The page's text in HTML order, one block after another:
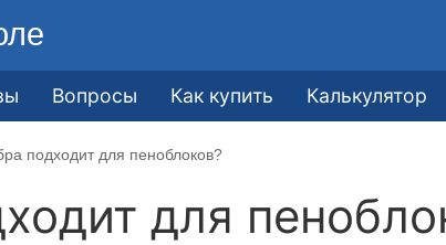
Вопросы Как купить Калькулятор
подходит для пеноблоков?
для